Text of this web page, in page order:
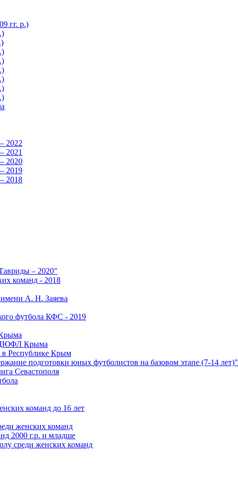
гг. р.)
2022
2021
2020
2019
2018
– 2020"
команд - 2018
А. Н. Заяева
футбола КФС - 2019
ДЮФЛ Крыма
в Республике Крым
подготовки юных футболистов на базовом этапе (7-14 лет)"
Севастополя
команд до 16 лет
женских команд
2000 г.р. и младше
среди женских команд